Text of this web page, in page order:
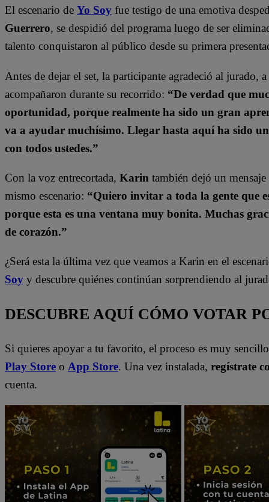
El escenario de Yo Soy fue testigo de una emotiva
Guerrero, se despidió del programa luego de ser
talento conquistaron al público desde su primera
Antes de dejar el set, la participante agradeció al jurado,
acompañaron durante su recorrido: “De verdad que
oportunidad, porque realmente ha sido un gran
va a ayudar muchísimo. Llegar hasta aquí ha sido
con todos ustedes.”
Con la voz entrecortada, Karin también dejó un mensaje
mismo escenario: “Quiero invitar a toda la gente que
porque esta es una ventana muy bonita. Muchas
de corazón.”
¿Será esta la última vez que veamos a Karin en el
Soy y descubre quiénes continúan sorprendiendo al
DESCUBRE AQUÍ CÓMO VOTAR
Si quieres apoyar a tu favorito, el proceso es muy
Play Store o App Store. Una vez instalada, regístrate
cuenta.